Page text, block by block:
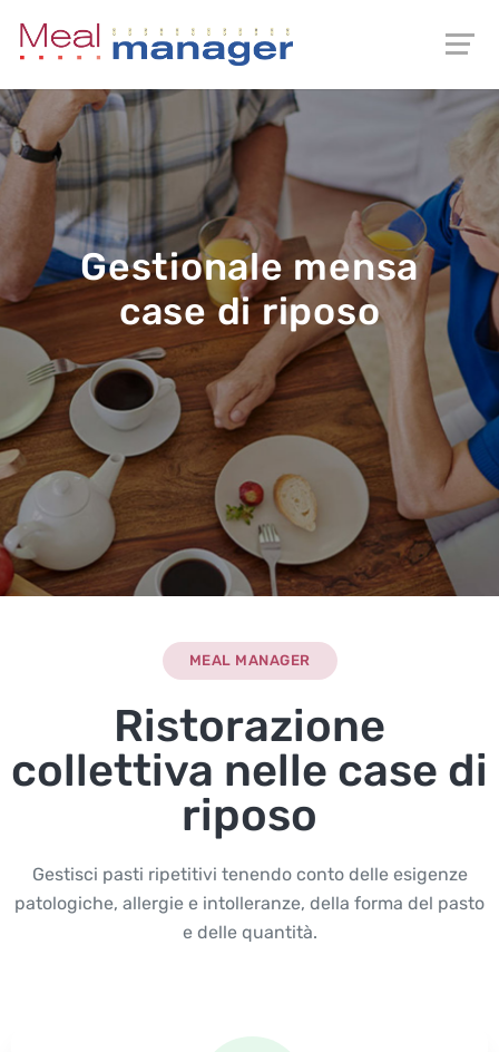
Gestionale mensa
case di riposo
MEAL MANAGER
Ristorazione
collettiva nelle case di
riposo
Gestisci pasti ripetitivi tenendo conto delle esigenze
patologiche, allergie e intolleranze, della forma del pasto
e delle quantità.